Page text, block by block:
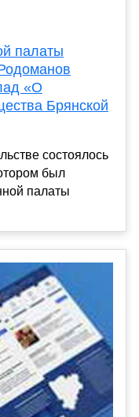
палаты
«О
Брянской
состоялось
был
палаты